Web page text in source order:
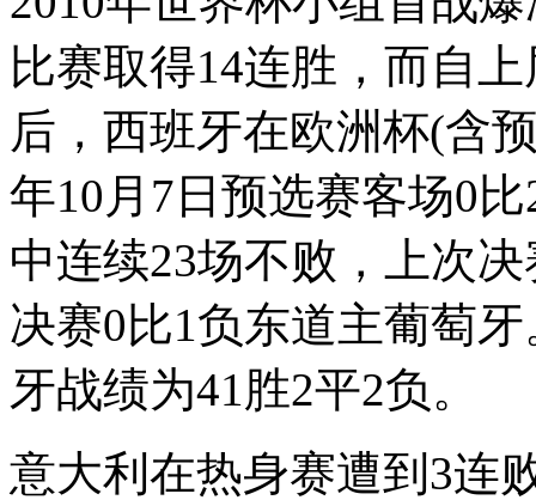
比赛取得14连胜，而自
后，西班牙在欧洲杯(含
年10月7日预选赛客场0
中连续23场不败，上次
决赛0比1负东道主葡萄
牙战绩为41胜2平2负。
意大利在热身赛遭到3连